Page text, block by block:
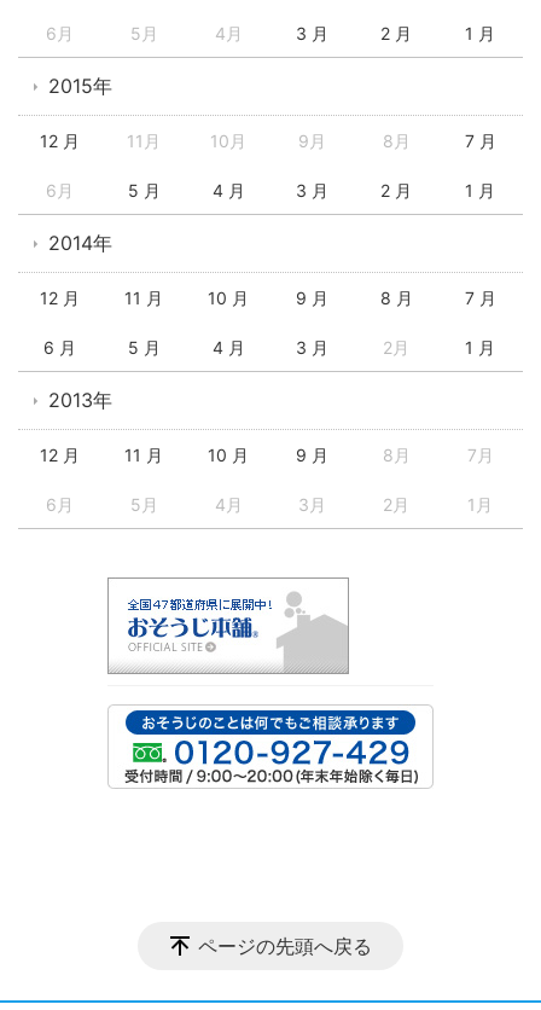
6月 5月 4月 3 月 2 月 1 月
2015年
12 月 11月 10月 9月 8月 7 月
6月 5 月 4 月 3 月 2 月 1 月
2014年
12 月 11 月 10 月 9 月 8 月 7 月
6 月 5 月 4 月 3 月 2月 1 月
2013年
12 月 11 月 10 月 9 月 8月 7月
6月 5月 4月 3月 2月 1月
ページの先頭へ戻る